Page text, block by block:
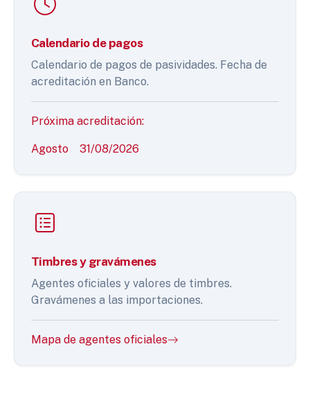
Calendario de pagos
Calendario de pagos de pasividades. Fecha de
acreditación en Banco.
Próxima acreditación:
Agosto 31/08/2026
Timbres y gravámenes
Agentes oficiales y valores de timbres.
Gravámenes a las importaciones.
Mapa de agentes oficiales